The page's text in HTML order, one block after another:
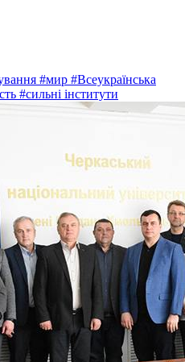
#мир #Всеукраїнська
#сильні інститути